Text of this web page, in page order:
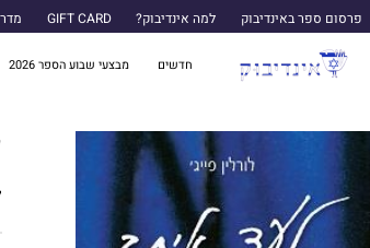
פרסום ספר באינדיבוק למה אינדיבוק? GIFT CARD
חדשים מבצעי שבוע הספר 2026